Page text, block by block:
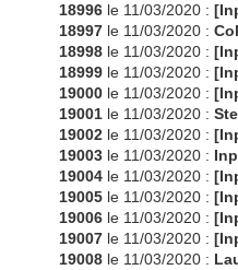
18996 le 11/03/2020 :
18997 le 11/03/2020 :
18998 le 11/03/2020 :
18999 le 11/03/2020 :
19000 le 11/03/2020 :
19001 le 11/03/2020 :
19002 le 11/03/2020 :
19003 le 11/03/2020 :
19004 le 11/03/2020 :
19005 le 11/03/2020 :
19006 le 11/03/2020 :
19007 le 11/03/2020 :
19008 le 11/03/2020 :